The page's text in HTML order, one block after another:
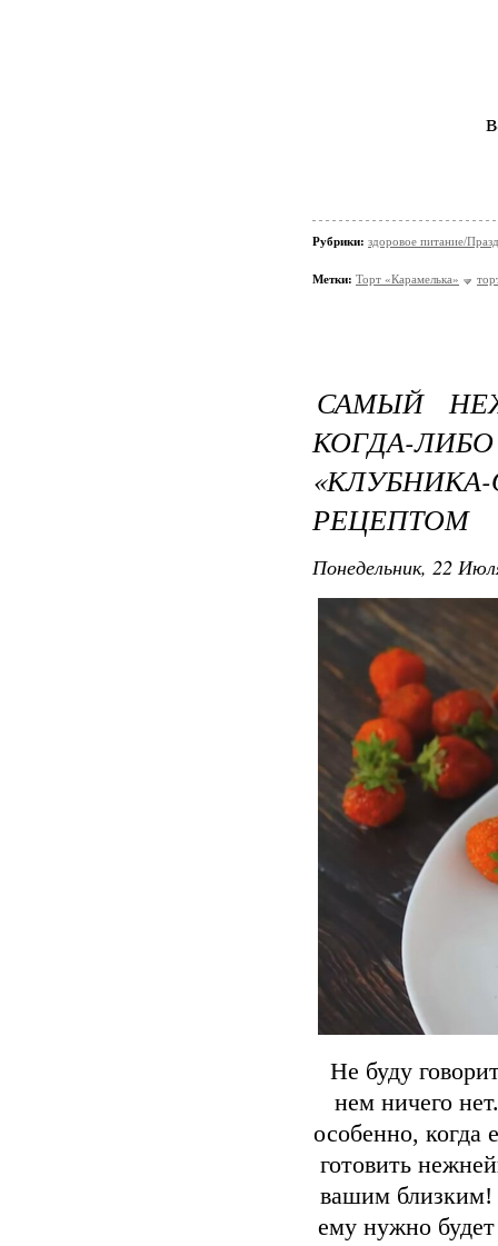
Рубрики: здоровое питание/
Метки: Торт «Карамелька»
САМЫЙ
КОГДА-
РЕЦЕПТОМ
Понедельник, 22
Не буду
нем ничего
особенно, когда
готовить
вашим близким!
ему нужно